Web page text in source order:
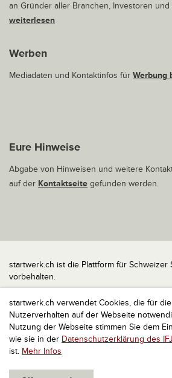
startwerk.ch verwendet Cookies, die für
Nutzerverhalten auf der Webseite
Nutzung der Webseite stimmen Sie dem
wie sie in der Datenschutzerklärung des IFJ
ist. Mehr Infos
an Gründer aller Branchen, Investoren
weiterlesen
Werben
Mediadaten und Kontaktinfos für Werbung
Eure Hinweise
Abgabe von Hinweisen und weitere
auf der Kontaktseite gefunden werden.
startwerk.ch ist die Plattform für Schweizer
vorbehalten.
Impressum
Kontakt
nach oben